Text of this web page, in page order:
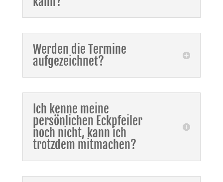
Werden die Termine
aufgezeichnet?
Ich kenne meine
persönlichen Eckpfeiler
noch nicht, kann ich
trotzdem mitmachen?